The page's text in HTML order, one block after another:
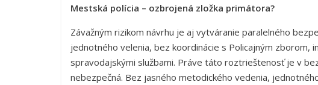
Mestská polícia – ozbrojená zložka primátora?
Závažným rizikom návrhu je aj vytváranie paralelného
jednotného velenia, bez koordinácie s Policajným zborom,
spravodajskými službami. Práve táto roztrieštenosť je v
nebezpečná. Bez jasného metodického vedenia,